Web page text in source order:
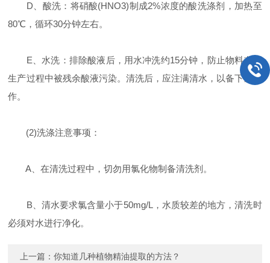
D、酸洗：将硝酸(HNO3)制成2%浓度的酸洗涤剂，加热至
80℃，循环30分钟左右。
E、水洗：排除酸液后，用水冲洗约15分钟，防止物料在再
生产过程中被残余酸液污染。清洗后，应注满清水，以备下次操
作。
(2)洗涤注意事项：
A、在清洗过程中，切勿用氯化物制备清洗剂。
B、清水要求氯含量小于50mg/L，水质较差的地方，清洗时
必须对水进行净化。
上一篇：你知道几种植物精油提取的方法？